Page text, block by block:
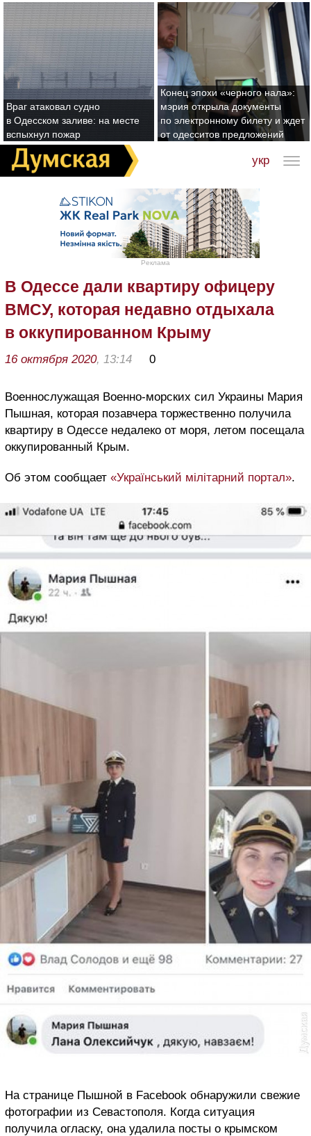
Враг атаковал судно
в Одесском заливе: на месте
вспыхнул пожар
Конец эпохи «черного нала»:
мэрия открыла документы
по электронному билету и ждет
от одесситов предложений
укр
Реклама
В Одессе дали квартиру офицеру
ВМСУ, которая недавно отдыхала
в оккупированном Крыму
16 октября 2020, 13:14 0
Военнослужащая Военно-морских сил Украины Мария
Пышная, которая позавчера торжественно получила
квартиру в Одессе недалеко от моря, летом посещала
оккупированный Крым.
Об этом сообщает «Український мілітарний портал».
На странице Пышной в Facebook обнаружили свежие
фотографии из Севастополя. Когда ситуация
получила огласку, она удалила посты о крымском